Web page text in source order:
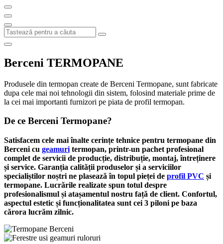
Berceni TERMOPANE
Produsele din termopan create de Berceni Termopane, sunt fabricate
dupa cele mai noi tehnologii din sistem, folosind materiale prime de
la cei mai importanti furnizori pe piata de profil termopan.
De ce Berceni Termopane?
Satisfacem cele mai înalte cerințe tehnice pentru termopane din
Berceni cu geamuri termopan, printr-un pachet profesional
complet de servicii de producție, distribuție, montaj, întreținere
și service. Garanția calității produselor și a serviciilor
specialiștilor noștri ne plasează în topul pieței de profil PVC și
termopane. Lucrările realizate spun totul despre
profesionalismul și atașamentul nostru față de client. Confortul,
aspectul estetic și funcționalitatea sunt cei 3 piloni pe baza
cărora lucrăm zilnic.